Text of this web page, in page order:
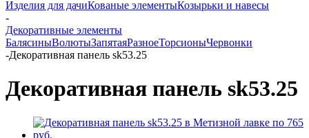
Изделия для дачиКованые элементыКозырьки и навесы
-
Декоративные элементы
БалясиныВолютыЗапятаяРазноеТорсионыЧервонки
-Декоративная панель sk53.25
Декоративная панель sk53.25